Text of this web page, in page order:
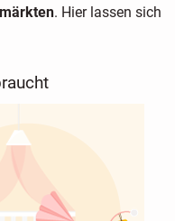
. Hier lassen sich